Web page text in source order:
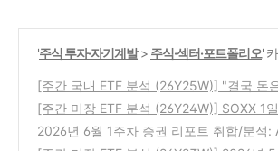
'주식 투자·자기계발> 주식·섹터·포트폴리오'
[주간 국내 ETF 분석 (26Y25W)] "결국 돈
여기로 모인다" AI 인프라가 멱살 잡는 장세
(0)
[주간 미장 ETF 분석 (26Y24W)] SOXX 1
0%대… 6월 조정장에서 진짜 주도주는?
(0)
2026년 6월 1주차 증권 리포트 취합/분석: